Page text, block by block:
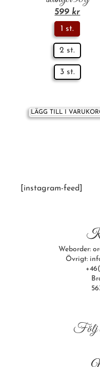
599 kr
1 st.
2 st.
3 st.
LÄGG TILL I
[instagram-feed]
Weborder:
Övrigt:
Följ